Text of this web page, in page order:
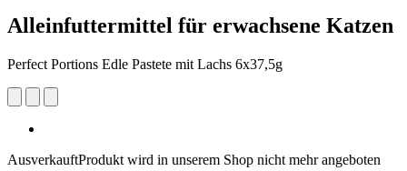
Alleinfuttermittel für erwachsene Katzen
Perfect Portions Edle Pastete mit Lachs 6x37,5g
AusverkauftProdukt wird in unserem Shop nicht mehr angeboten